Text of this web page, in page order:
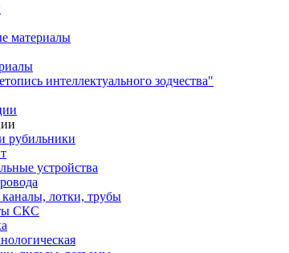
материалы
интеллектуального зодчества"
рубильники
устройства
лотки, трубы
СКС